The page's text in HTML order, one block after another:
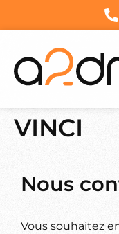
VINCI
Nous
Vous souhaitez